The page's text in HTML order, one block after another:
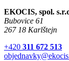
EKOCIS, spol.
Bubovice 61
267 18 Karlštejn
+420 311 672 513